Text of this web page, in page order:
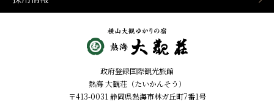
静岡県熱海市の横山大観ゆ
かりの温泉宿 熱海 大観荘
【公式】
政府登録国際観光旅館
熱海 大観荘（たいかんそう）
〒413-0031 静岡県熱海市林ガ丘町7番1号